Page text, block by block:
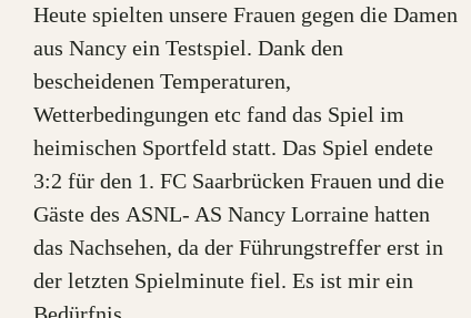
Heute spielten unsere Frauen gegen die Damen
aus Nancy ein Testspiel. Dank den
bescheidenen Temperaturen,
Wetterbedingungen etc fand das Spiel im
heimischen Sportfeld statt. Das Spiel endete
3:2 für den 1. FC Saarbrücken Frauen und die
Gäste des ASNL- AS Nancy Lorraine hatten
das Nachsehen, da der Führungstreffer erst in
der letzten Spielminute fiel. Es ist mir ein